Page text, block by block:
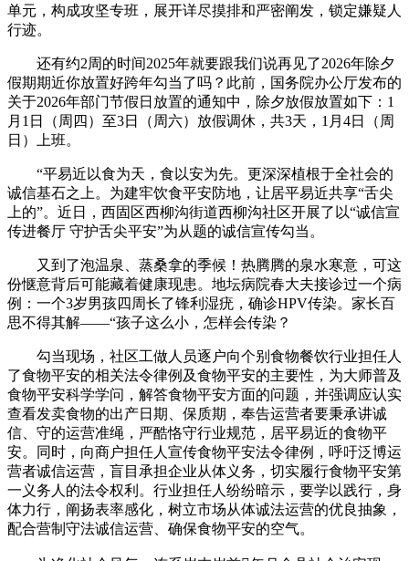
单元，构成攻坚专班，展开详尽摸排和严密阐发，锁定嫌疑人
行迹。
还有约2周的时间2025年就要跟我们说再见了2026年除夕
假期期近你放置好跨年勾当了吗？此前，国务院办公厅发布的
关于2026年部门节假日放置的通知中，除夕放假放置如下：1
月1日（周四）至3日（周六）放假调休，共3天，1月4日（周
日）上班。
“平易近以食为天，食以安为先。更深深植根于全社会的
诚信基石之上。为建牢饮食平安防地，让居平易近共享“舌尖
上的”。近日，西固区西柳沟街道西柳沟社区开展了以“诚信宣
传进餐厅 守护舌尖平安”为从题的诚信宣传勾当。
又到了泡温泉、蒸桑拿的季候！热腾腾的泉水寒意，可这
份惬意背后可能藏着健康现患。地坛病院春大夫接诊过一个病
例：一个3岁男孩四周长了锋利湿疣，确诊HPV传染。家长百
思不得其解——“孩子这么小，怎样会传染？
勾当现场，社区工做人员逐户向个别食物餐饮行业担任人
了食物平安的相关法令律例及食物平安的主要性，为大师普及
食物平安科学学问，解答食物平安方面的问题，并强调应认实
查看发卖食物的出产日期、保质期，奉告运营者要秉承讲诚
信、守的运营准绳，严酷恪守行业规范，居平易近的食物平
安。同时，向商户担任人宣传食物平安法令律例，呼吁泛博运
营者诚信运营，盲目承担企业从体义务，切实履行食物平安第
一义务人的法令权利。行业担任人纷纷暗示，要学以践行，身
体力行，阐扬表率感化，树立市场从体诚法运营的优良抽象，
配合营制守法诚信运营、确保食物平安的空气。